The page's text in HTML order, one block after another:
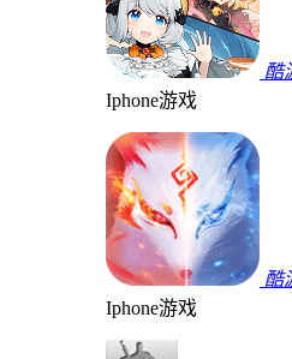
酷
Iphone游戏
酷
Iphone游戏